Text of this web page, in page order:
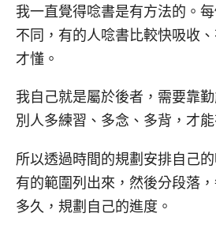
我一直覺得唸書是有方法的。
不同，有的人唸書比較快吸收
才懂。
我自己就是屬於後者，需要靠
別人多練習、多念、多背，才能
所以透過時間的規劃安排自己
有的範圍列出來，然後分段落
多久，規劃自己的進度。